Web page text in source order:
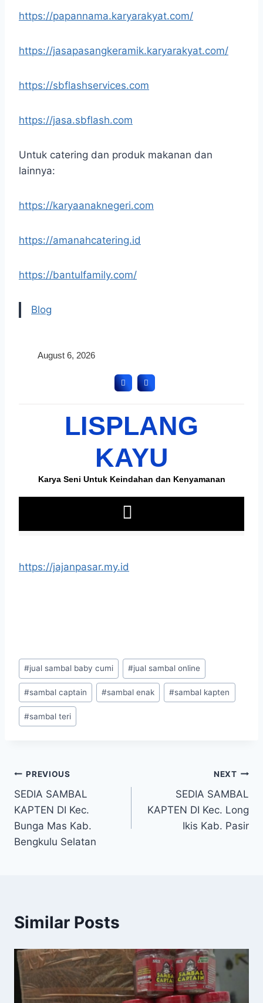
https://papannama.karyarakyat.com/
https://jasapasangkeramik.karyarakyat.com/
https://sbflashservices.com
https://jasa.sbflash.com
Untuk catering dan produk makanan dan
lainnya:
https://karyaanaknegeri.com
https://amanahcatering.id
https://bantulfamily.com/
Blog
https://jajanpasar.my.id
#jual sambal baby cumi #jual sambal online
#sambal captain #sambal enak #sambal kapten
#sambal teri
PREVIOUS
SEDIA SAMBAL
KAPTEN DI Kec.
Bunga Mas Kab.
Bengkulu Selatan
NEXT
SEDIA SAMBAL
KAPTEN DI Kec. Long
Ikis Kab. Pasir
Similar Posts